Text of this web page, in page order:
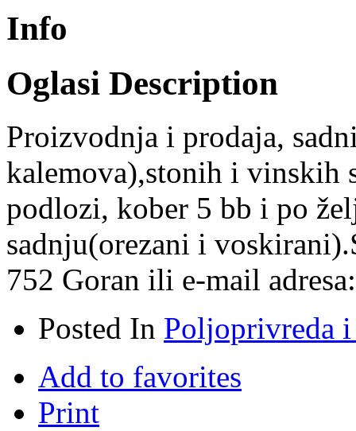
Info
Oglasi Description
Proizvodnja i prodaja,
kalemova),stonih i vinskih
podlozi, kober 5 bb i po
sadnju(orezani i
752 Goran ili e-mail
Posted In Poljoprivreda
Add to favorites
Print